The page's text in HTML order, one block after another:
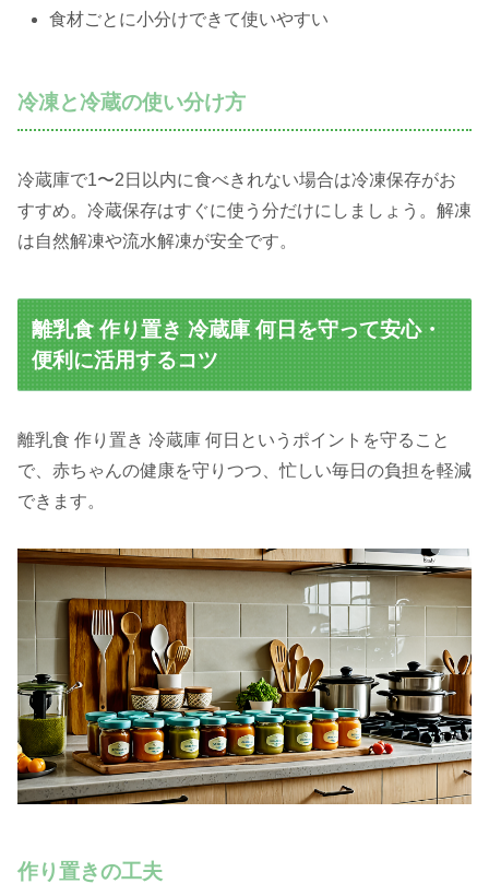
食材ごとに小分けできて使いやすい
冷凍と冷蔵の使い分け方
冷蔵庫で1〜2日以内に食べきれない場合は冷凍保存がお
すすめ。冷蔵保存はすぐに使う分だけにしましょう。解凍
は自然解凍や流水解凍が安全です。
離乳食 作り置き 冷蔵庫 何日を守って安心・
便利に活用するコツ
離乳食 作り置き 冷蔵庫 何日というポイントを守ること
で、赤ちゃんの健康を守りつつ、忙しい毎日の負担を軽減
できます。
作り置きの工夫